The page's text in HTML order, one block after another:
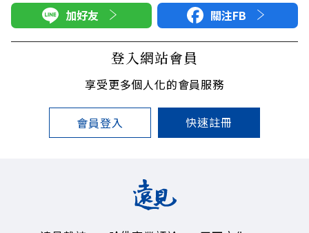
加好友 關注FB
登入網站會員
享受更多個人化的會員服務
會員登入 快速註冊